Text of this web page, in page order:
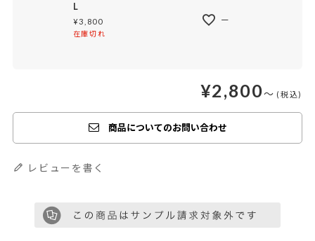
L
¥3,800
在庫切れ
—
¥2,800〜
商品についてのお問い合わせ
レビューを書く